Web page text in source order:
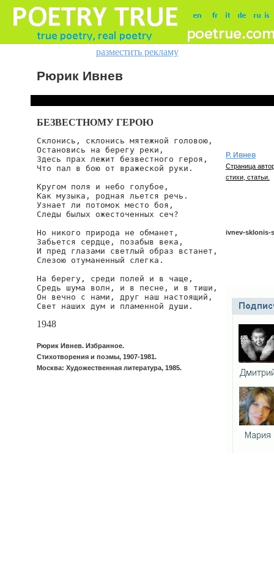
разместить рекламу
Рюрик Ивнев
БЕЗВЕСТНОМУ ГЕРОЮ
Склонись, склонись мятежной головою,
Остановись на берегу реки,
Здесь прах лежит безвестного героя,
Что пал в бою от вражеской руки.
Кругом поля и небо голубое,
Как музыка, родная льется речь.
Узнает ли потомок место боя,
Следы былых ожесточенных сеч?
Но никого природа не обманет,
Забьется сердце, позабыв века,
И пред глазами светлый образ встанет,
Слезою отуманенный слегка.
На берегу, среди полей и в чаще,
Средь шума волн, и в песне, и в тиши,
Он вечно с нами, друг наш настоящий,
Свет наших дум и пламенной души.
1948
Рюрик Ивнев. Избранное.
Стихотворения и поэмы, 1907-1981.
Москва: Художественная литература, 1985.
Р. Ивнев
Страница
стихи, статьи.
ivnev-sklonis-